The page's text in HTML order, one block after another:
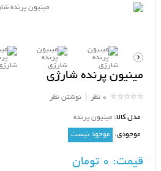
مینیون پرنده شارژی
0 نظر نوشتن نظر
مدل کالا: مینیون پرنده
موجودی: موجود نیست
قیمت: